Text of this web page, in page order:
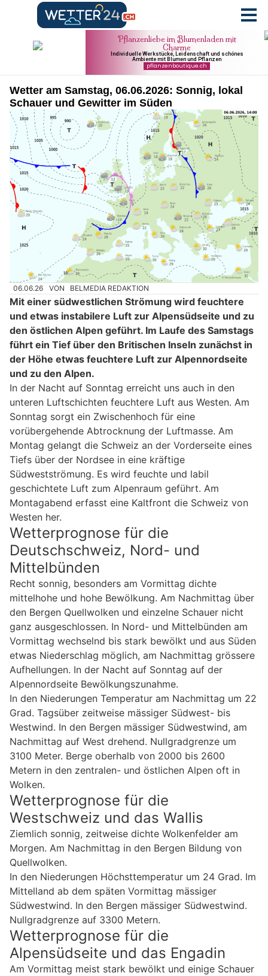
Wetter am Samstag, 06.06.2026: Sonnig, lokal
Schauer und Gewitter im Süden
06.06.26 VON BELMEDIA REDAKTION
Mit einer südwestlichen Strömung wird feuchtere
und etwas instabilere Luft zur Alpensüdseite und zu
den östlichen Alpen geführt. Im Laufe des Samstags
führt ein Tief über den Britischen Inseln zunächst in
der Höhe etwas feuchtere Luft zur Alpennordseite
und zu den Alpen.
In der Nacht auf Sonntag erreicht uns auch in den
unteren Luftschichten feuchtere Luft aus Westen. Am
Sonntag sorgt ein Zwischenhoch für eine
vorübergehende Abtrocknung der Luftmasse. Am
Montag gelangt die Schweiz an der Vorderseite eines
Tiefs über der Nordsee in eine kräftige
Südwestströmung. Es wird feuchte und labil
geschichtete Luft zum Alpenraum geführt. Am
Montagabend erfasst eine Kaltfront die Schweiz von
Westen her.
Wetterprognose für die
Deutschschweiz, Nord- und
Mittelbünden
Recht sonnig, besonders am Vormittag dichte
mittelhohe und hohe Bewölkung. Am Nachmittag über
den Bergen Quellwolken und einzelne Schauer nicht
ganz ausgeschlossen. In Nord- und Mittelbünden am
Vormittag wechselnd bis stark bewölkt und aus Süden
etwas Niederschlag möglich, am Nachmittag grössere
Aufhellungen. In der Nacht auf Sonntag auf der
Alpennordseite Bewölkungszunahme.
In den Niederungen Temperatur am Nachmittag um 22
Grad. Tagsüber zeitweise mässiger Südwest- bis
Westwind. In den Bergen mässiger Südwestwind, am
Nachmittag auf West drehend. Nullgradgrenze um
3100 Meter. Berge oberhalb von 2000 bis 2600
Metern in den zentralen- und östlichen Alpen oft in
Wolken.
Wetterprognose für die
Westschweiz und das Wallis
Ziemlich sonnig, zeitweise dichte Wolkenfelder am
Morgen. Am Nachmittag in den Bergen Bildung von
Quellwolken.
In den Niederungen Höchsttemperatur um 24 Grad. Im
Mittelland ab dem späten Vormittag mässiger
Südwestwind. In den Bergen mässiger Südwestwind.
Nullgradgrenze auf 3300 Metern.
Wetterprognose für die
Alpensüdseite und das Engadin
Am Vormittag meist stark bewölkt und einige Schauer